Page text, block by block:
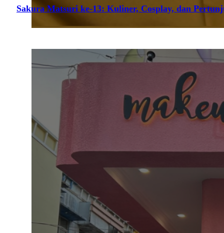
Sakura Matsuri ke-13: Kuliner, Cosplay, dan